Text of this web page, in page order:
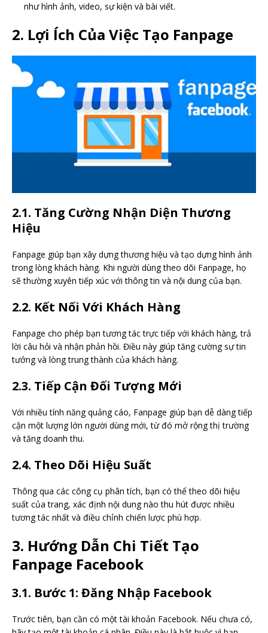
như hình ảnh, video, sự kiện và bài viết.
2. Lợi Ích Của Việc Tạo Fanpage
2.1. Tăng Cường Nhận Diện Thương
Hiệu
Fanpage giúp bạn xây dựng thương hiệu và tạo dựng hình ảnh
trong lòng khách hàng. Khi người dùng theo dõi Fanpage, họ
sẽ thường xuyên tiếp xúc với thông tin và nội dung của bạn.
2.2. Kết Nối Với Khách Hàng
Fanpage cho phép bạn tương tác trực tiếp với khách hàng, trả
lời câu hỏi và nhận phản hồi. Điều này giúp tăng cường sự tin
tưởng và lòng trung thành của khách hàng.
2.3. Tiếp Cận Đối Tượng Mới
Với nhiều tính năng quảng cáo, Fanpage giúp bạn dễ dàng tiếp
cận một lượng lớn người dùng mới, từ đó mở rộng thị trường
và tăng doanh thu.
2.4. Theo Dõi Hiệu Suất
Thông qua các công cụ phân tích, bạn có thể theo dõi hiệu
suất của trang, xác định nội dung nào thu hút được nhiều
tương tác nhất và điều chỉnh chiến lược phù hợp.
3. Hướng Dẫn Chi Tiết Tạo
Fanpage Facebook
3.1. Bước 1: Đăng Nhập Facebook
Trước tiên, bạn cần có một tài khoản Facebook. Nếu chưa có,